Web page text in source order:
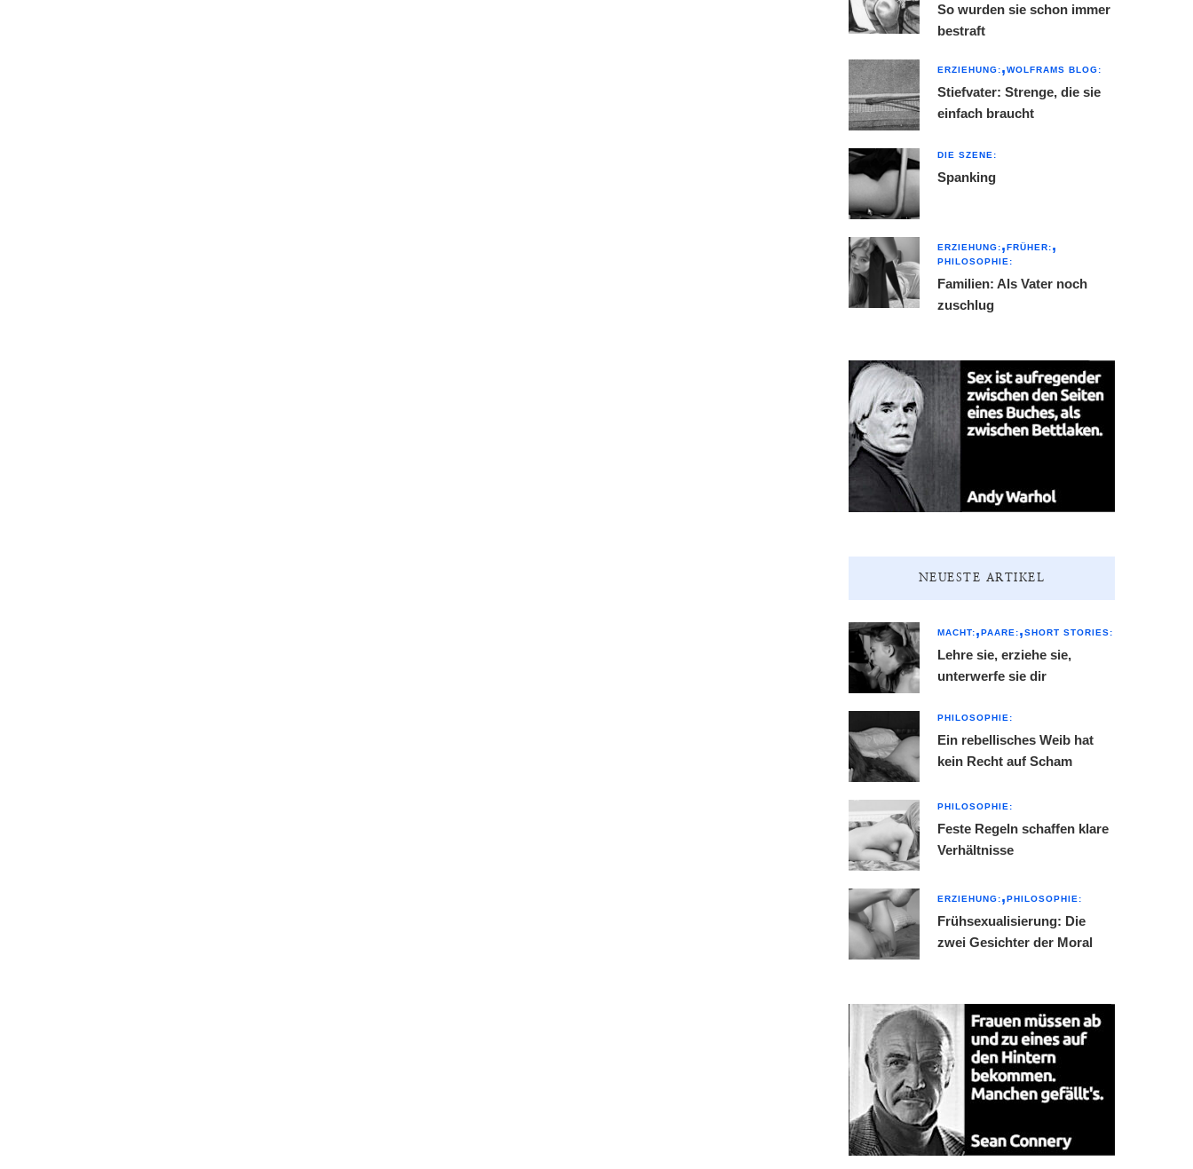
So wurden sie schon immer
bestraft
ERZIEHUNG: WOLFRAMS BLOG:
Stiefvater: Strenge, die sie
einfach braucht
DIE SZENE:
Spanking
ERZIEHUNG:
FRÜHER:
PHILOSOPHIE:
Familien: Als Vater noch
zuschlug
NEUESTE ARTIKEL
MACHT: PAARE: SHORT STORIES:
Lehre sie, erziehe sie,
unterwerfe sie dir
PHILOSOPHIE:
Ein rebellisches Weib hat
kein Recht auf Scham
PHILOSOPHIE:
Feste Regeln schaffen klare
Verhältnisse
ERZIEHUNG: PHILOSOPHIE:
Frühsexualisierung: Die
zwei Gesichter der Moral